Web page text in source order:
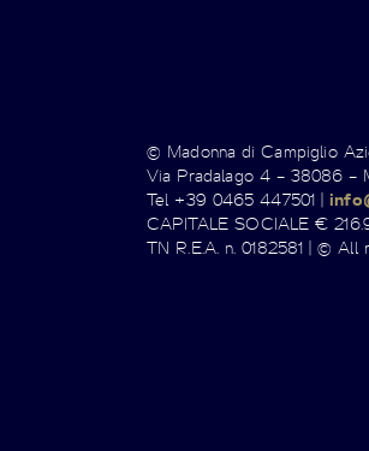
© Madonna di Campiglio
Via Pradalago 4 – 38086 –
Tel +39 0465 447501 |
CAPITALE SOCIALE €
TN R.E.A. n. 0182581 | © All